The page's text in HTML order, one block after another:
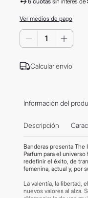
Ver medios de pago
＋
－
Calcular envío
Información del
Descripción
Banderas presenta The
Parfum para el
redefinir el éxito, de
femenina, actual y, por
La valentía, la libertad,
nuevos valores al alza.